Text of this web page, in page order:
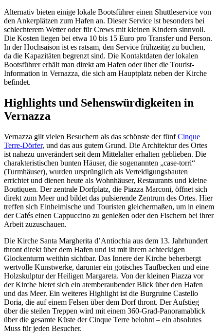
Alternativ bieten einige lokale Bootsführer einen Shuttleservice von
den Ankerplätzen zum Hafen an. Dieser Service ist besonders bei
schlechterem Wetter oder für Crews mit kleinen Kindern sinnvoll.
Die Kosten liegen bei etwa 10 bis 15 Euro pro Transfer und Person.
In der Hochsaison ist es ratsam, den Service frühzeitig zu buchen,
da die Kapazitäten begrenzt sind. Die Kontaktdaten der lokalen
Bootsführer erhält man direkt am Hafen oder über die Tourist-
Information in Vernazza, die sich am Hauptplatz neben der Kirche
befindet.
Highlights und Sehenswürdigkeiten in
Vernazza
Vernazza gilt vielen Besuchern als das schönste der fünfCinque
Terre-Dörfer, und das aus gutem Grund. Die Architektur des Ortes
ist nahezu unverändert seit dem Mittelalter erhalten geblieben. Die
charakteristischen bunten Häuser, die sogenannten „case-torri“
(Turmhäuser), wurden ursprünglich als Verteidigungsbauten
errichtet und dienen heute als Wohnhäuser, Restaurants und kleine
Boutiquen. Der zentrale Dorfplatz, die Piazza Marconi, öffnet sich
direkt zum Meer und bildet das pulsierende Zentrum des Ortes. Hier
treffen sich Einheimische und Touristen gleichermaßen, um in einem
der Cafés einen Cappuccino zu genießen oder den Fischern bei ihrer
Arbeit zuzuschauen.
Die Kirche Santa Margherita d’Antiochia aus dem 13. Jahrhundert
thront direkt über dem Hafen und ist mit ihrem achteckigen
Glockenturm weithin sichtbar. Das Innere der Kirche beherbergt
wertvolle Kunstwerke, darunter ein gotisches Taufbecken und eine
Holzskulptur der Heiligen Margareta. Von der kleinen Piazza vor
der Kirche bietet sich ein atemberaubender Blick über den Hafen
und das Meer. Ein weiteres Highlight ist die Burgruine Castello
Doria, die auf einem Felsen über dem Dorf thront. Der Aufstieg
über die steilen Treppen wird mit einem 360-Grad-Panoramablick
über die gesamte Küste der Cinque Terre belohnt – ein absolutes
Muss für jeden Besucher.